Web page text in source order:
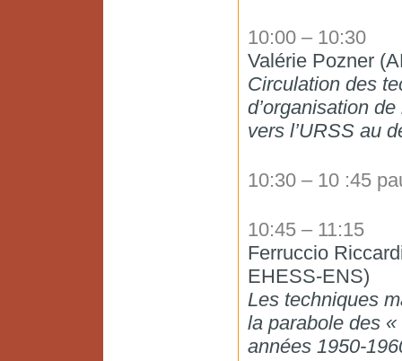
10:00 – 10:30
Valérie Pozner
Circulation des
d’organisation
vers l’URSS au
10:30 – 10 :45
10:45 – 11:15
Ferruccio
EHESS-ENS)
Les techniques
la parabole des
années 1950-